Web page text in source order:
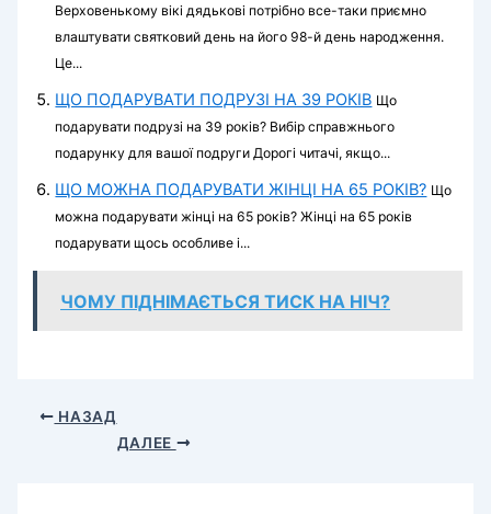
Верховенькому вікі дядькові потрібно все-таки приємно
влаштувати святковий день на його 98-й день народження.
Це...
ЩО ПОДАРУВАТИ ПОДРУЗІ НА 39 РОКІВ Що
подарувати подрузі на 39 років? Вибір справжнього
подарунку для вашої подруги Дорогі читачі, якщо...
ЩО МОЖНА ПОДАРУВАТИ ЖІНЦІ НА 65 РОКІВ? Що
можна подарувати жінці на 65 років? Жінці на 65 років
подарувати щось особливе і...
ЧОМУ ПІДНІМАЄТЬСЯ ТИСК НА НІЧ?
НАЗАД
ДАЛЕЕ